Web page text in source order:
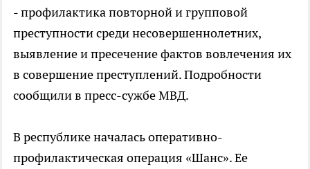
- профилактика повторной и групповой
преступности среди несовершеннолетних,
выявление и пресечение фактов вовлечения их
в совершение преступлений. Подробности
сообщили в пресс-сужбе МВД.
В республике началась оперативно-
профилактическая операция «Шанс». Ее